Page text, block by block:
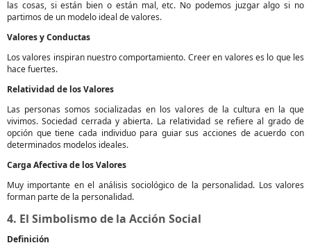
las cosas, si están bien o están mal, etc. No podemos juzgar algo si no
partimos de un modelo ideal de valores.
Valores y Conductas
Los valores inspiran nuestro comportamiento. Creer en valores es lo que les
hace fuertes.
Relatividad de los Valores
Las personas somos socializadas en los valores de la cultura en la que
vivimos. Sociedad cerrada y abierta. La relatividad se refiere al grado de
opción que tiene cada individuo para guiar sus acciones de acuerdo con
determinados modelos ideales.
Carga Afectiva de los Valores
Muy importante en el análisis sociológico de la personalidad. Los valores
forman parte de la personalidad.
4. El Simbolismo de la Acción Social
Definición